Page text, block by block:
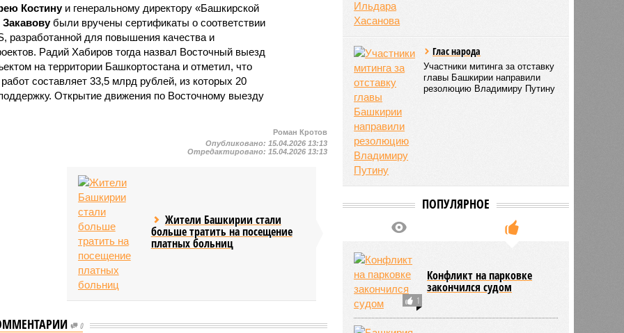
Костинуи генеральному директору «Башкирской
были вручены сертификаты о соответствии
разработанной для повышения качества и
Радий Хабиров тогда назвал Восточный выезд
на территории Башкортостана и отметил, что
составляет 33,5 млрд рублей, из которых 20
Открытие движения по Восточному выезду
Роман Кротов
Опубликовано: 15.04.2026 13:13
Отредактировано: 15.04.2026 13:13
Жители Башкирии стали
больше тратить на посещение
платных больниц
0
Глас народа
Участники митинга за отставку
главы Башкирии направили
резолюцию Владимиру Путину
ПОПУЛЯРНОЕ
1
Конфликт на парковке
закончился судом